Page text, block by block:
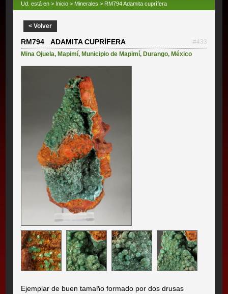
Ud. está en > Inicio > Minerales > RM794 Adamita cuprífera
< Volver
RM794 ADAMITA CUPRÍFERA
#433
Mina Ojuela, Mapimí, Municipio de Mapimí, Durango, México
Ejemplar de buen tamaño formado por dos drusas